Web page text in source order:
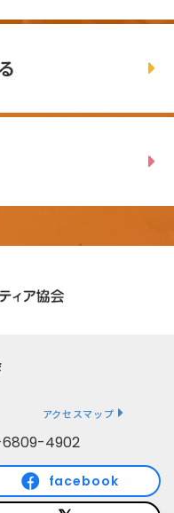
アクセスマップ
4902
facebook